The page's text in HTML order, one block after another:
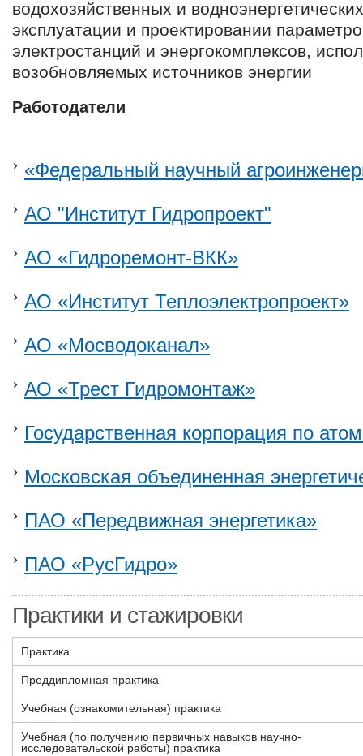
водохозяйственных и
эксплуатации и проектировании
электростанций и энергокомплексов,
возобновляемых источников энергии
Работодатели
«Федеральный научный
АО "Институт Гидропроект"
АО «Гидроремонт-ВКК»
АО «Институт Теплоэлектропроект»
АО «Мосводоканал»
АО «Трест Гидромонтаж»
Государственная корпорация по
Московская объединенная
ПАО «Передвижная энергетика»
ПАО «РусГидро»
Практики и стажировки
Практика
Преддипломная практика
Учебная (ознакомительная) практика
Учебная (по получению первичных навыков научно-
исследовательской работы) практика